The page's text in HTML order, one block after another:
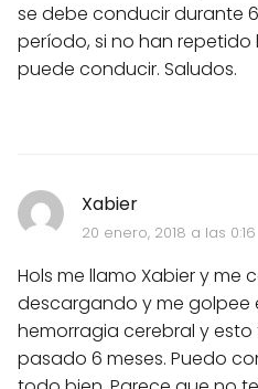
se debe conducir durante
período, si no han repetido
puede conducir. Saludos.
Xabier
20 enero, 2018 a las 0:16
Hols me llamo Xabier y me
descargando y me golpee
hemorragia cerebral y esto
pasado 6 meses. Puedo